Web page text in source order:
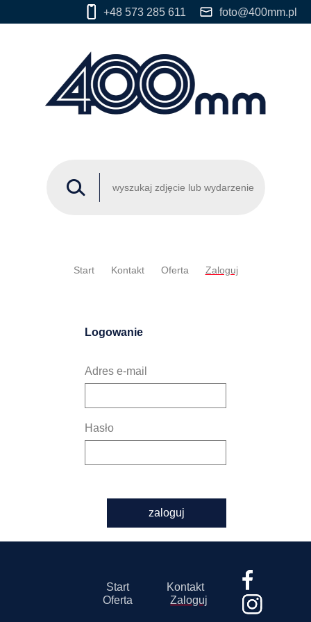
+48 573 285 611 foto@400mm.pl
Start Kontakt Oferta Zaloguj
Logowanie
Adres e-mail
Hasło
zaloguj
Start
Kontakt
Oferta
Zaloguj